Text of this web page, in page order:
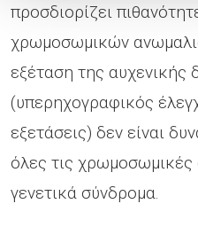
προσδιορίζει
χρωμοσωμικών
εξέταση της αυχενικής
(υπερηχογραφικός
εξετάσεις) δεν είναι
όλες τις χρωμοσωμικές
γενετικά σύνδρομα.